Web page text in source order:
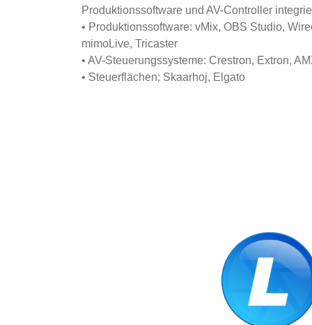
Produktionssoftware und AV-Controller
• Produktionssoftware: vMix, OBS Studio,
mimoLive, Tricaster
• AV-Steuerungssysteme: Crestron, Extron,
• Steuerflächen: Skaarhoj, Elgato